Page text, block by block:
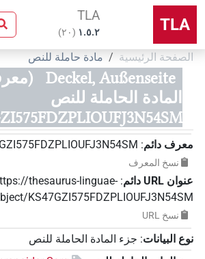
TLA
TLA
۱.٥.٢ (٢٠)
الصفحة الرئيسية مادة حاملة للنص
Deckel, Außenseite
المادة الحاملة للنص
معرف دائم:
نسخ المعرف
عنوان‏ ‏URL‏ دائم :
thesaurus-linguae-
KS47GZI575FDZPLIOUFJ3N54SM
نسخ‏ ‏URL
نوع البيانات: جزء المادة الحاملة للنص